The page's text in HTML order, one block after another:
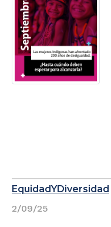
EquidadYDiversidad
2/09/25